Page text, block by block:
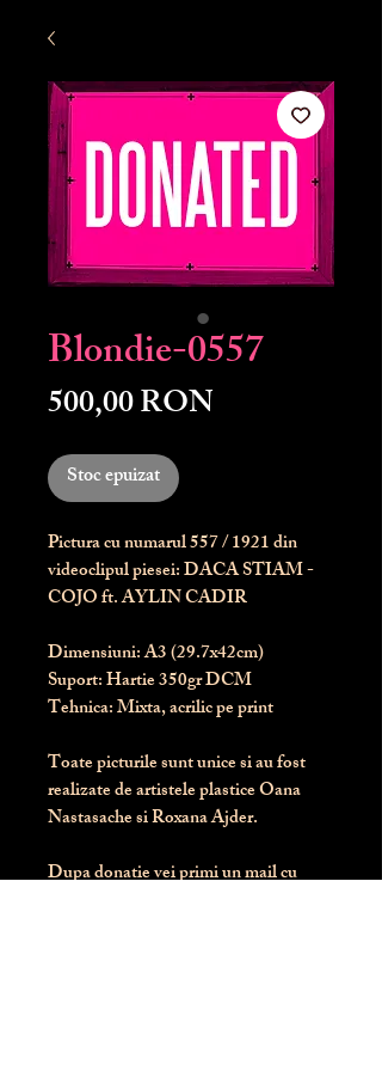
Blondie-0557
500,00 RONPreț
Stoc epuizat
Pictura cu numarul557/ 1921 din
videoclipul piesei: DACA STIAM -
COJO ft. AYLIN CADIR
Dimensiuni: A3 (29.7x42cm)
Suport: Hartie 350gr DCM
Tehnica: Mixta, acrilic pe print
Toate picturile sunt unice si au fost
realizate de artistele plastice Oana
Nastasache si Roxana Ajder.
Dupa donatie vei primi un mail cu